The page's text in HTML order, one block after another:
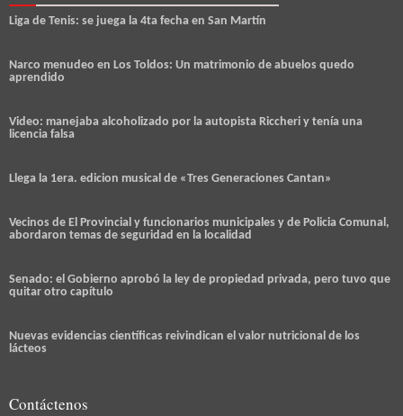
Liga de Tenis: se juega la 4ta fecha en San Martín
Narco menudeo en Los Toldos: Un matrimonio de abuelos quedo
aprendido
Video: manejaba alcoholizado por la autopista Riccheri y tenía una
licencia falsa
Llega la 1era. edicion musical de «Tres Generaciones Cantan»
Vecinos de El Provincial y funcionarios municipales y de Policia Comunal,
abordaron temas de seguridad en la localidad
Senado: el Gobierno aprobó la ley de propiedad privada, pero tuvo que
quitar otro capítulo
Nuevas evidencias científicas reivindican el valor nutricional de los
lácteos
Contáctenos